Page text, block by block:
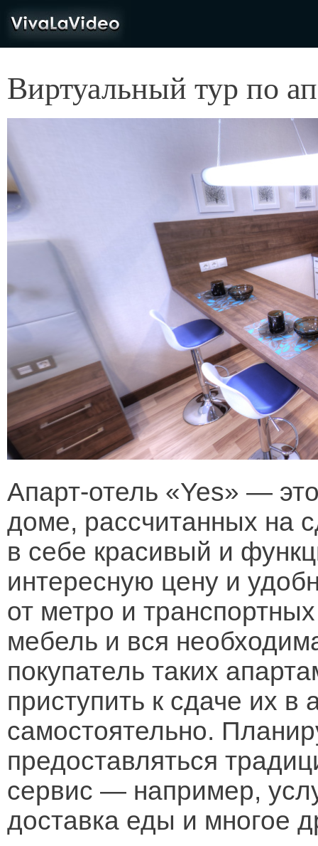
VivaLaVideo
Виртуальный тур по
Апарт-отель «Yes» —
доме, рассчитанных на
в себе красивый и
интересную цену и
от метро и
мебель и вся
покупатель таких
приступить к сдаче их в
самостоятельно.
предоставляться
сервис — например,
доставка еды и многое